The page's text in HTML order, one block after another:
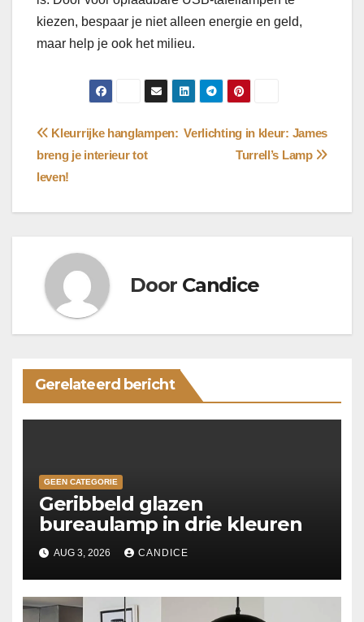
kiezen, bespaar je niet alleen energie en geld,
maar help je ook het milieu.
Bericht
navigatie
Verlichting in kleur: James
Turrell’s Lamp
Kleurrijke hanglampen:
breng je interieur tot
leven!
Door Candice
Gerelateerd bericht
GEEN CATEGORIE
Geribbeld glazen
bureaulamp in drie kleuren
AUG 3, 2026 CANDICE